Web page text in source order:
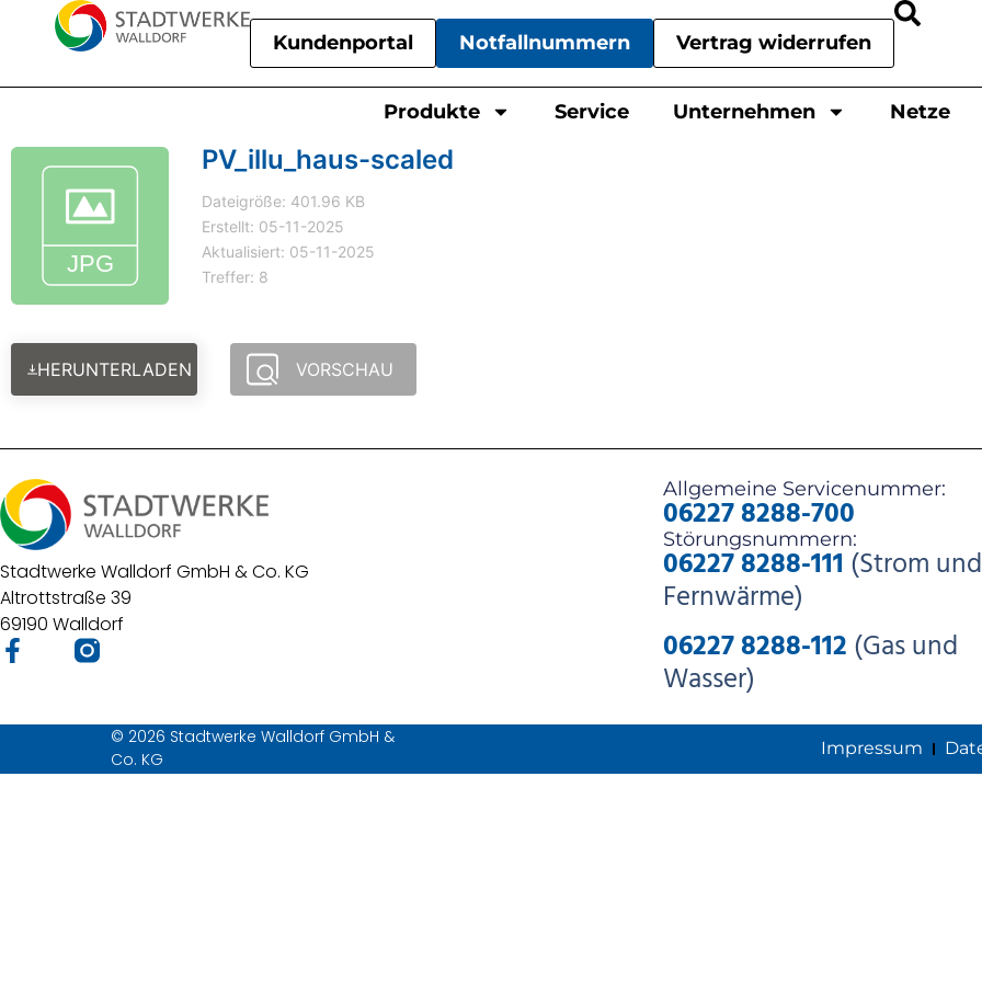
Kundenportal Notfallnummern Vertrag widerrufen
Produkte Service Unternehmen Netze
PV_illu_haus-scaled
Dateigröße: 401.96 KB
Erstellt: 05-11-2025
Aktualisiert: 05-11-2025
Treffer: 8
HERUNTERLADEN VORSCHAU
Stadtwerke Walldorf GmbH & Co. KG
Altrottstraße 39
69190 Walldorf
Allgemeine Servicenummer:
06227 8288-700
Störungsnummern:
06227 8288-111 (Strom und
Fernwärme)
06227 8288-112 (Gas und
Wasser)
© 2026 Stadtwerke Walldorf GmbH &
Co. KG
Impressum